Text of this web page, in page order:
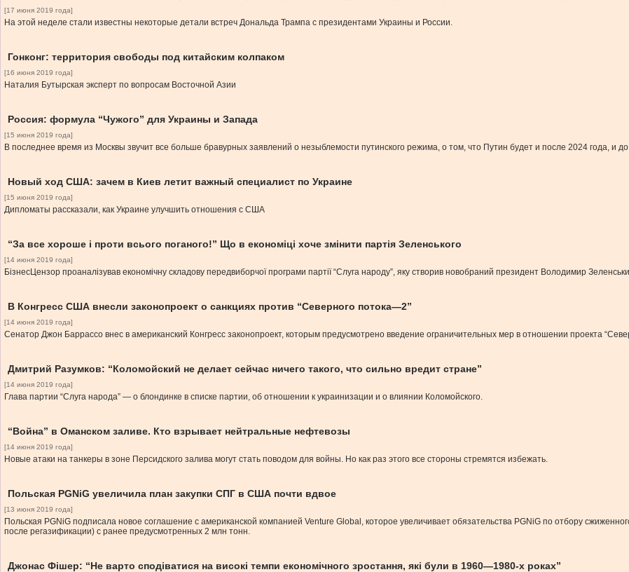
[17 июня 2019 года]
На этой неделе стали известны некоторые детали встреч Дональда Трампа с президентами Украины и России.
Гонконг: территория свободы под китайским колпаком
[16 июня 2019 года]
Наталия Бутырская эксперт по вопросам Восточной Азии
Россия: формула “Чужого” для Украины и Запада
[15 июня 2019 года]
В последнее время из Москвы звучит все больше бравурных заявлений о незыблемости путинского режима, о том, что Путин будет и после 2024 года, и
Новый ход США: зачем в Киев летит важный специалист по Украине
[15 июня 2019 года]
Дипломаты рассказали, как Украине улучшить отношения с США
“За все хороше і проти всього поганого!” Що в економіці хоче змінити партія Зеленського
[14 июня 2019 года]
БізнесЦензор проаналізував економічну складову передвиборчої програми партії “Слуга народу”, яку створив новобраний президент Володимир
В Конгресс США внесли законопроект о санкциях против “Северного потока—2”
[14 июня 2019 года]
Сенатор Джон Баррассо внес в американский Конгресс законопроект, которым предусмотрено введение ограничительных мер в отношении проекта
Дмитрий Разумков: “Коломойский не делает сейчас ничего такого, что сильно вредит стране”
[14 июня 2019 года]
Глава партии “Слуга народа” — о блондинке в списке партии, об отношении к украинизации и о влиянии Коломойского.
“Война” в Оманском заливе. Кто взрывает нейтральные нефтевозы
[14 июня 2019 года]
Новые атаки на танкеры в зоне Персидского залива могут стать поводом для войны. Но как раз этого все стороны стремятся избежать.
Польская PGNiG увеличила план закупки СПГ в США почти вдвое
[13 июня 2019 года]
Польская PGNiG подписала новое соглашение с американской компанией Venture Global, которое увеличивает обязательства PGNiG по отбору
после регазификации) с ранее предусмотренных 2 млн тонн.
Джонас Фішер: “Не варто сподіватися на високі темпи економічного зростання, які були в 1960—1980-х роках”